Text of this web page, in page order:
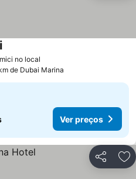
no local
de Dubai Marina
Ver preços
Partilhar